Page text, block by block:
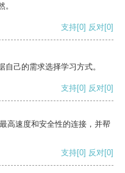
支持[0] 反对[0]
己的需求选择学习方式。
支持[0] 反对[0]
高速度和安全性的连接，并帮
支持[0] 反对[0]